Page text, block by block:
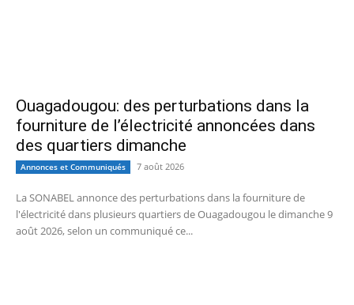
Ouagadougou: des perturbations dans la
fourniture de l’électricité annoncées dans
des quartiers dimanche
Annonces et Communiqués 7 août 2026
La SONABEL annonce des perturbations dans la fourniture de
l'électricité dans plusieurs quartiers de Ouagadougou le dimanche 9
août 2026, selon un communiqué ce...